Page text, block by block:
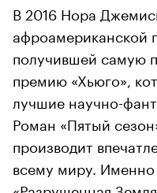
В 2016 Нора
афроамериканской
получившей самую
премию «Хьюго»,
лучшие научно-
Роман «Пятый
производит
всему миру. Именно